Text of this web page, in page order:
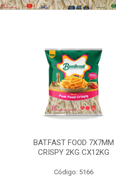
BAT.FAST FOOD 7X7MM
CRISPY 2KG CX12KG
Código: 5166